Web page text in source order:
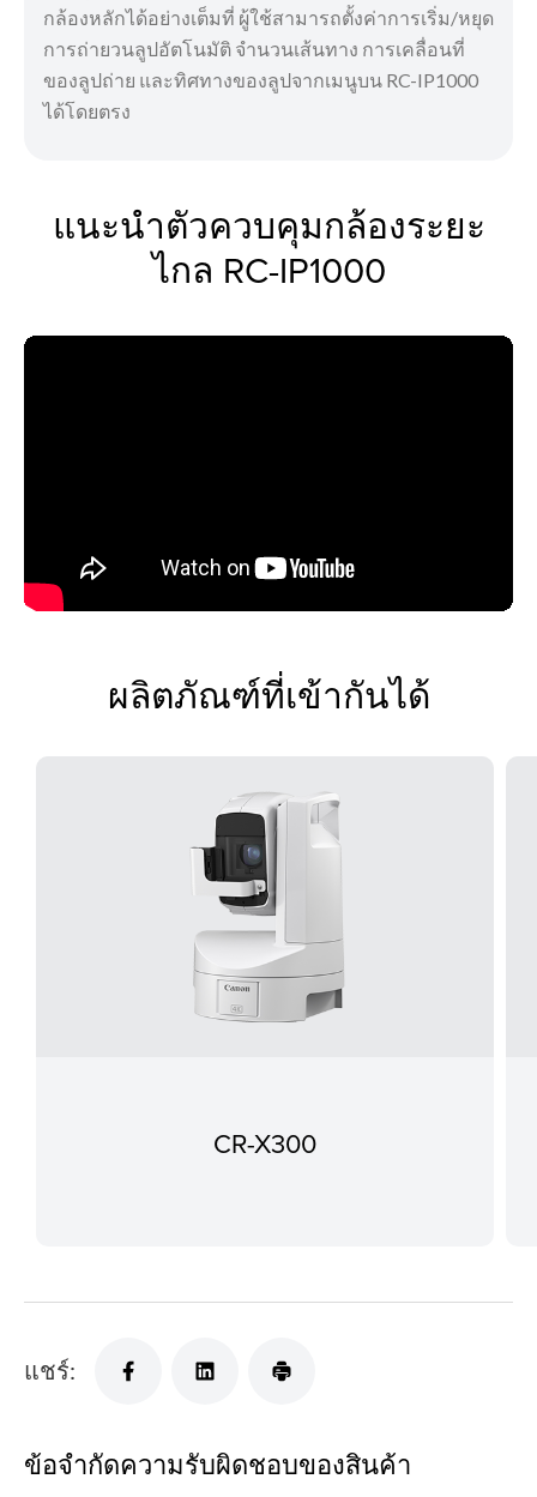
กล้องหลักได้อย่างเต็มที่ ผู้ใช้สามารถตั้งค่าการเริ่ม/หยุด
การถ่ายวนลูปอัตโนมัติ จำนวนเส้นทาง การเคลื่อนที่
ของลูปถ่าย และทิศทางของลูปจากเมนูบน RC-IP1000
ได้โดยตรง
แนะนำตัวควบคุมกล้องระยะ
ไกล RC-IP1000
ผลิตภัณฑ์ที่เข้ากันได้
CR-X300
แชร์:
ข้อจำกัดความรับผิดชอบของสินค้า